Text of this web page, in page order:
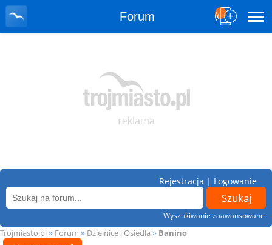
Forum
Wyszukiwanie zaawansowane
Rejestracja | Logowanie
Trojmiasto.pl » Forum » Dzielnice i Osiedla » Banino